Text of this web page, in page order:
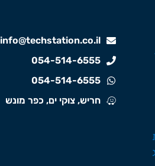
info@techstation.co.il
054-514-6555
054-514-6555
חריש, צוקי ים, כפר מונש